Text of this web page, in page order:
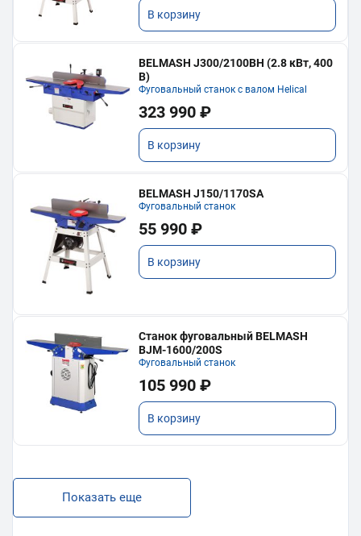
В корзину
BELMASH J300/2100ВH (2.8 кВт, 400
В)
Фуговальный станок с валом Helical
323 990 ₽
В корзину
BELMASH J150/1170SA
Фуговальный станок
55 990 ₽
В корзину
Станок фуговальный BELMASH
BJM-1600/200S
Фуговальный станок
105 990 ₽
В корзину
Показать еще